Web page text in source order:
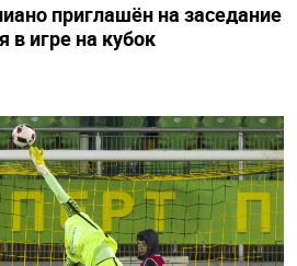
приглашён на заседание
в игре на кубок